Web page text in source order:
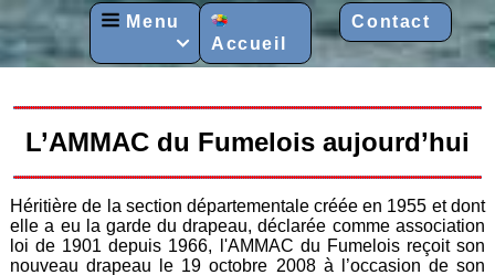
Menu
 Accueil
Contact
L’AMMAC du Fumelois aujourd’hui
Héritière de la section départementale créée en 1955 et dont
elle a eu la garde du drapeau, déclarée comme association
loi de 1901 depuis 1966, l'AMMAC du Fumelois reçoit son
nouveau drapeau le 19 octobre 2008 à l’occasion de son